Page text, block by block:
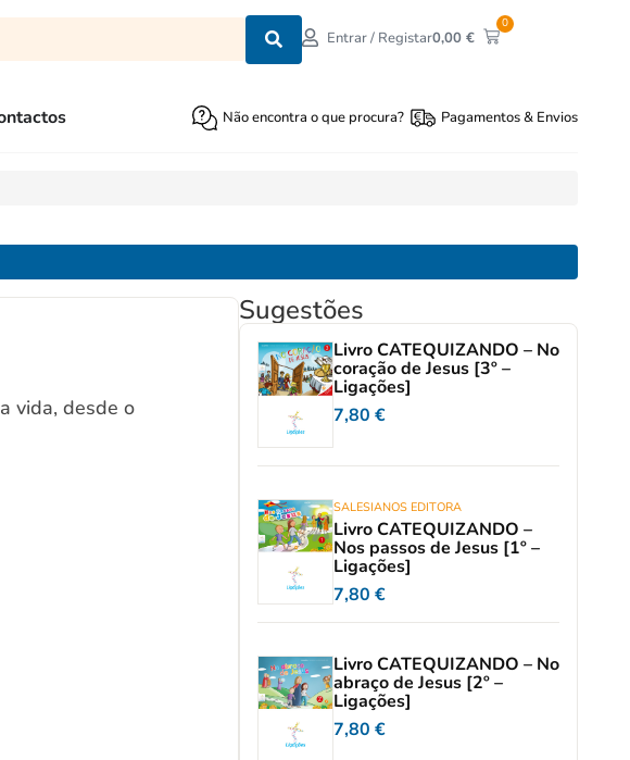
Entrar / Registar0,00€
0
Não encontra o que procura? Pagamentos & Envios
vida, desde o
Sugestões
Livro CATEQUIZANDO – No
coração de Jesus [3º –
Ligações]
7,80 €
SALESIANOS EDITORA
Livro CATEQUIZANDO –
Nos passos de Jesus [1º –
Ligações]
7,80 €
Livro CATEQUIZANDO – No
abraço de Jesus [2º –
Ligações]
7,80 €